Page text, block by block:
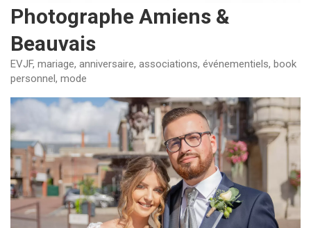
Photographe Amiens &
Beauvais
EVJF, mariage, anniversaire, associations, événementiels, book
personnel, mode